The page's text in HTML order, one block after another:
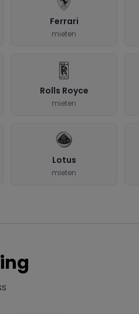
Ferrari
mieten
Rolls Royce
mieten
Lotus
mieten